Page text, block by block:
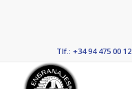
Tlf.: +34 94 475 00 12